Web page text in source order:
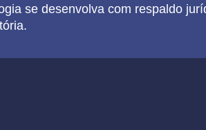
se desenvolva com respaldo